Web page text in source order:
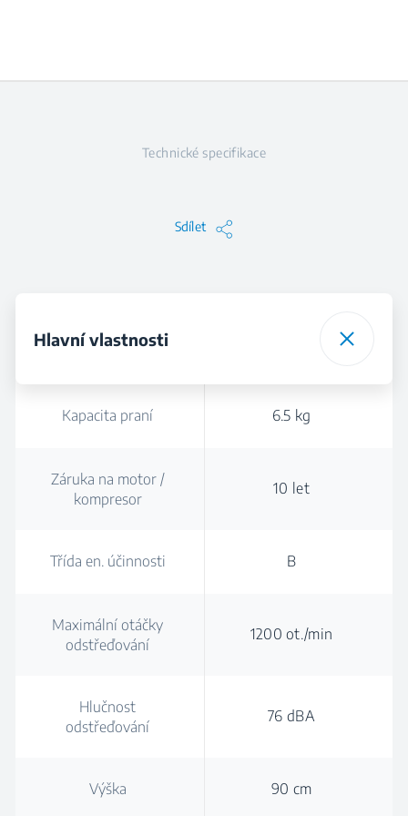
Technické specifikace
Sdílet
Hlavní vlastnosti
Kapacita praní 6.5 kg
Záruka na motor /
kompresor
10 let
Třída en. účinnosti B
Maximální otáčky
odstřeďování
1200 ot./min
Hlučnost
odstřeďování
76 dBA
Výška 90 cm